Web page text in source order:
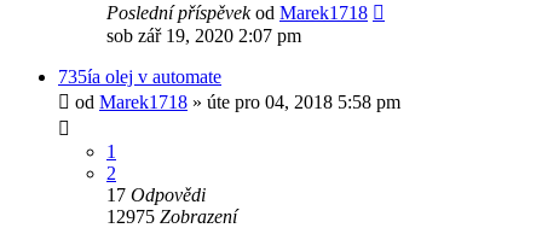
Poslední příspěvekod Marek1718
sob zář 19, 2020 2:07 pm
735ía olej v automate
od Marek1718 » úte pro 04, 2018 5:58 pm
1
2
17 Odpovědi
12975 Zobrazení